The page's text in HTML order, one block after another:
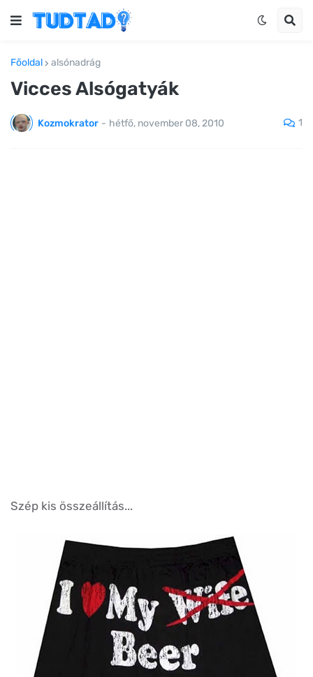
Főoldal alsónadrág
Vicces Alsógatyák
Kozmokrator - hétfő, november 08, 2010 1
Szép kis összeállítás...